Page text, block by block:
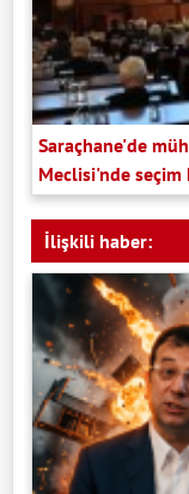
Saraçhane'de
Meclisi'nde seçim
İlişkili haber: